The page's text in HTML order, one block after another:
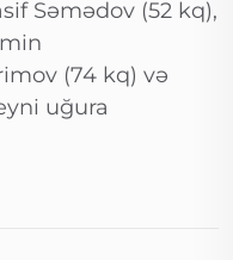
Səmədov (52 kq),
(74 kq) və
uğura